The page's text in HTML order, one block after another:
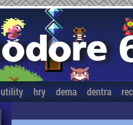
utility hry dema dentra